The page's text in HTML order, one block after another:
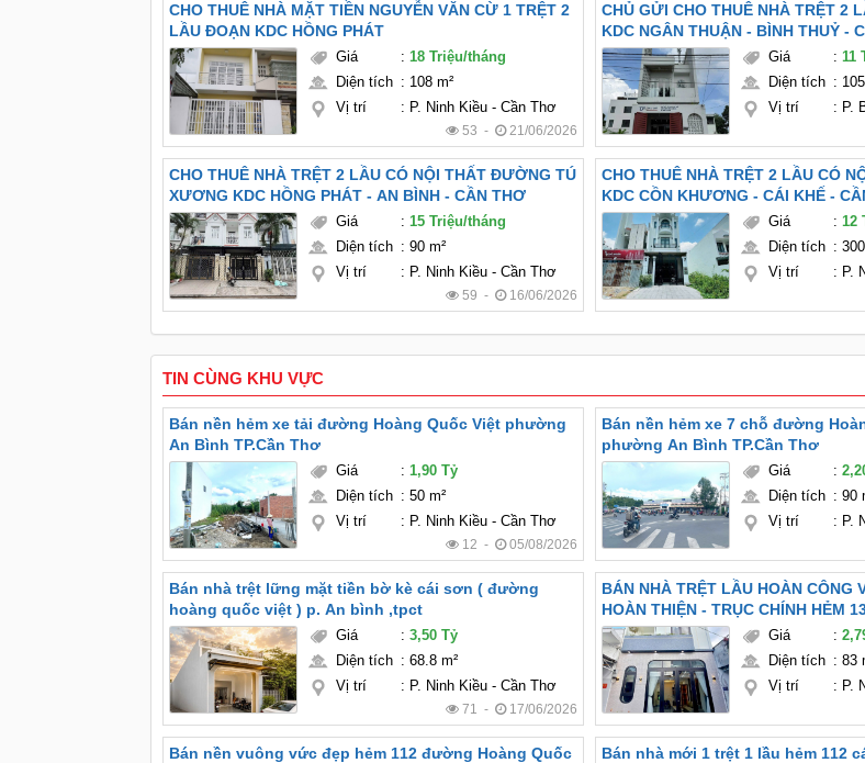
CHO THUÊ NHÀ MẶT TIỀN NGUYỄN VĂN CỪ 1 TRỆT 2
LẦU ĐOẠN KDC HỒNG PHÁT
Giá :18 Triệu/tháng
Diện tích : 108 m²
Vị trí
: P. Ninh Kiều - Cần Thơ
53 - 21/06/2026
CHỦ GỬI CHO THUÊ NHÀ TRỆT 2
KDC NGÂN THUẬN - BÌNH THUỶ -
Giá :11
Diện tích :
Vị trí
: P.
CHO THUÊ NHÀ TRỆT 2 LẦU CÓ NỘI THẤT ĐƯỜNG TÚ
XƯƠNG KDC HỒNG PHÁT - AN BÌNH - CẦN THƠ
Giá :15 Triệu/tháng
Diện tích :90 m²
Vị trí
: P. Ninh Kiều - Cần Thơ
59 - 16/06/2026
CHO THUÊ NHÀ TRỆT 2 LẦU CÓ
KDC CỒN KHƯƠNG - CÁI KHẾ -
Giá :12
Diện tích :
Vị trí
: P.
TIN CÙNG KHU VỰC
Bán nền hẻm xe tải đường Hoàng Quốc Việt phường
An Bình TP.Cần Thơ
Giá :1,90 Tỷ
Diện tích :50 m²
Vị trí
: P. Ninh Kiều - Cần Thơ
12 - 05/08/2026
Bán nền hẻm xe 7 chỗ đường
phường An Bình TP.Cần Thơ
Giá :
Diện tích :90
Vị trí
: P.
Bán nhà trệt lững mặt tiền bờ kè cái sơn ( đường
hoàng quốc việt ) p. An bình ,tpct
Giá :3,50 Tỷ
Diện tích :68.8 m²
Vị trí
: P. Ninh Kiều - Cần Thơ
71 - 17/06/2026
BÁN NHÀ TRỆT LẦU HOÀN CÔNG
HOÀN THIỆN - TRỤC CHÍNH HẺM
VIỆT - P AN BÌNH - TP CẦN THƠ
Giá :
Diện tích :83
Vị trí
: P.
Bán nền vuông vức đẹp hẻm 112 đường Hoàng Quốc
Bán nhà mới 1 trệt 1 lầu hẻm 112